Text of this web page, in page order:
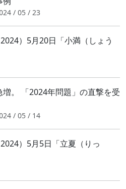
/ 05 / 23
）5月20日「小満（しょう
増。 「2024年問題」の直撃を受
/ 05 / 14
）5月5日「立夏（りっ